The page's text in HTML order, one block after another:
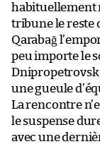
habituellement
tribune le reste
Qarabağ
peu importe le
Dnipropetrovsk
une gueule
La rencontre
le suspense
avec une